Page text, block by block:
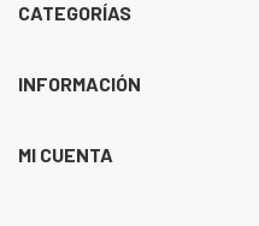
CATEGORÍAS
INFORMACIÓN
MI CUENTA